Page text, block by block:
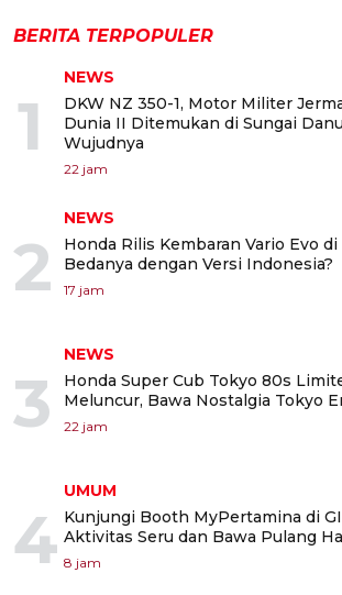
BERITA TERPOPULER
1
NEWS
DKW NZ 350-1, Motor Militer
Dunia II Ditemukan di Sungai
Wujudnya
22 jam
2
NEWS
Honda Rilis Kembaran Vario Evo
Bedanya dengan Versi Indonesia?
17 jam
3
NEWS
Honda Super Cub Tokyo 80s
Meluncur, Bawa Nostalgia Tokyo
22 jam
4
UMUM
Kunjungi Booth MyPertamina di
Aktivitas Seru dan Bawa Pulang
8 jam